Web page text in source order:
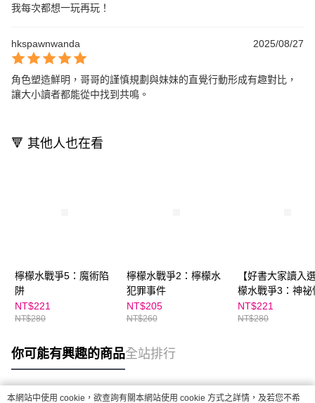
我每次都想一玩再玩！
hkspawnwanda 2025/08/27
角色塑造鮮明，哥哥的謹慎規劃與妹妹的直覺行動形成有趣對比，
讓大小讀者都能從中找到共鳴。
🔻 其他人也在看
檸檬水戰爭5：魔術陷
阱
NT$221
NT$280
檸檬水戰爭2：檸檬水
犯罪事件
NT$205
NT$260
【好書大家讀入
檬水戰爭3：神祕
節
NT$221
NT$280
你可能有興趣的商品全站排行
本網站中使用 cookie，欲查詢有關本網站使用 cookie 方式之詳情，及若您不希